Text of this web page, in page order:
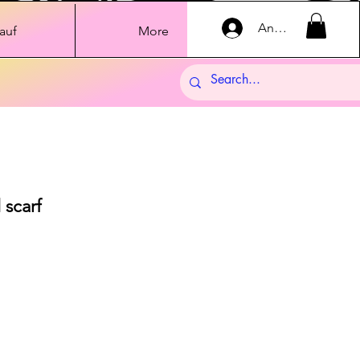
More Anmelden
scarf